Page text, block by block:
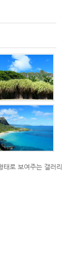
로 보여주는 갤러리